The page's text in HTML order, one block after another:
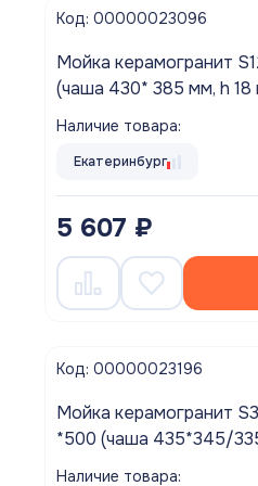
Код: 00000023096
Мойка керамогранит S12 прямоуг 740 *485
(чаша 430* 385 мм, h 18 мм ) (перелив, б/отв.,
Наличие товара:
Екатеринбург
5 607 ₽
Код: 00000023196
Мойка керамогранит S32 угловая 2-х чашев 970
*500 (чаша 435*345/335*245 мм, h 19/17 мм )
Наличие товара: